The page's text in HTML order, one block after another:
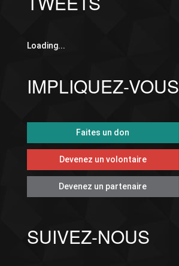
Loading...
IMPLIQUEZ-VOUS
Faites un don
Devenez un volontaire
Devenez un partenaire
SUIVEZ-NOUS